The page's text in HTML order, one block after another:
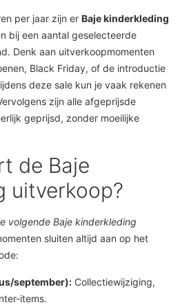
per jaar zijn er Baje kinderkleding
bij een aantal geselecteerde
Denk aan uitverkoopmomenten
Black Friday, of de introductie
deze sale kun je vaak rekenen
zijn alle afgeprijsde
geprijsd, zonder moeilijke
de Baje
uitverkoop?
volgende Baje kinderkleding
sluiten altijd aan op het
september): Collectiewijziging,
items.